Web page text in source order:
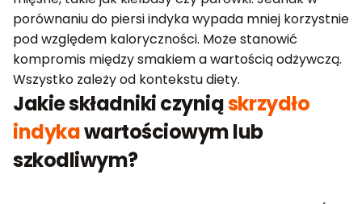
porównaniu do piersi indyka wypada mniej korzystnie
pod względem kaloryczności. Może stanowić
kompromis między smakiem a wartością odżywczą.
Wszystko zależy od kontekstu diety.
Jakie składniki czyniąskrzydło
indykawartościowym lub
szkodliwym?